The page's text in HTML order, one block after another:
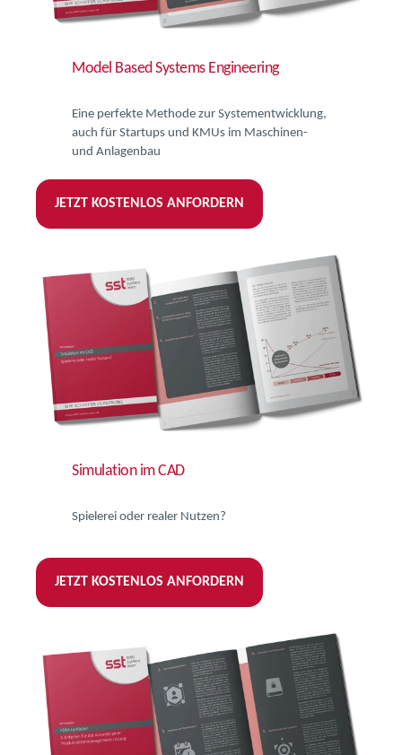
Model Based Systems Engineering
Eine perfekte Methode zur Systementwicklung,
auch für Startups und KMUs im Maschinen-
und Anlagenbau
JETZT KOSTENLOS ANFORDERN
Simulation im CAD
Spielerei oder realer Nutzen?
JETZT KOSTENLOS ANFORDERN